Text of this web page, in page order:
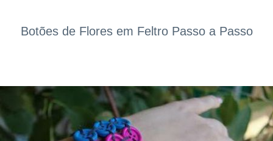
Botões de Flores em Feltro Passo a Passo